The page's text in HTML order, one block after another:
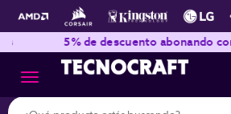
Toggle navigation
5% de descuento abonando